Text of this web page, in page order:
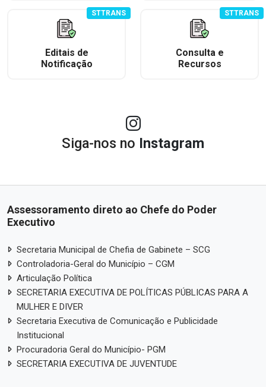
Editais de
Notificação
STTRANS
Consulta e
Recursos
STTRANS
Siga-nos no Instagram
Assessoramento direto ao Chefe do Poder
Executivo
Secretaria Municipal de Chefia de Gabinete – SCG
Controladoria-Geral do Município – CGM
Articulação Política
SECRETARIA EXECUTIVA DE POLÍTICAS PÚBLICAS PARA A
MULHER E DIVER
Secretaria Executiva de Comunicação e Publicidade
Institucional
Procuradoria Geral do Município- PGM
SECRETARIA EXECUTIVA DE JUVENTUDE